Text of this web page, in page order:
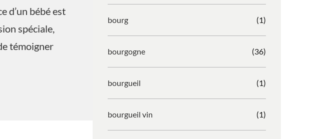
d’un bébé est
spéciale,
témoigner
bourg (1)
bourgogne (36)
bourgueil (1)
bourgueil vin (1)